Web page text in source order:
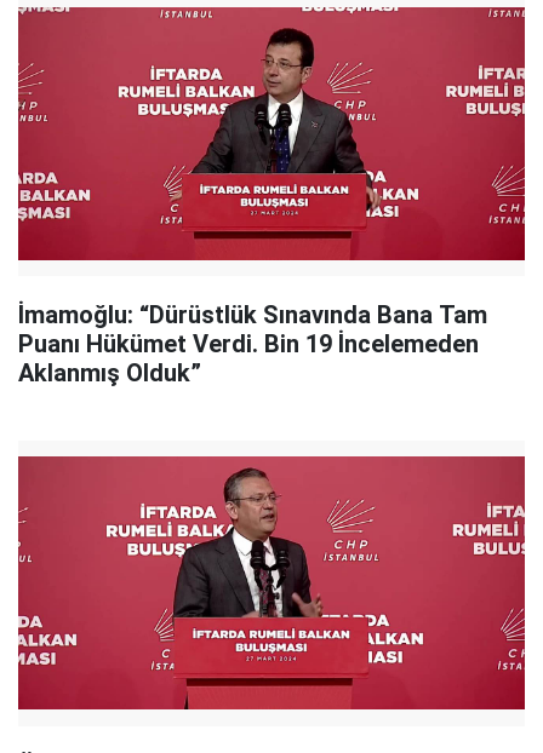
İmamoğlu: “Dürüstlük Sınavında Bana Tam
Puanı Hükümet Verdi. Bin 19 İncelemeden
Aklanmış Olduk”